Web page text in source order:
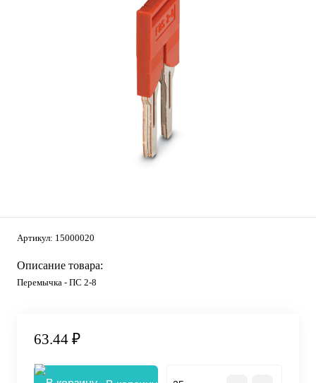
Артикул: 15000020
Описание товара:
Перемычка - ПС 2-8
63.44 ₽